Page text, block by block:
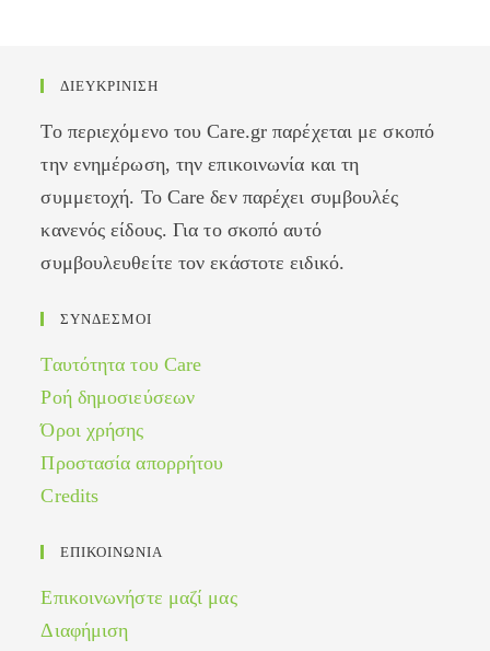
ΔΙΕΥΚΡΙΝΙΣΗ
Το περιεχόμενο του Care.gr παρέχεται με σκοπό
την ενημέρωση, την επικοινωνία και τη
συμμετοχή. Το Care δεν παρέχει συμβουλές
κανενός είδους. Για το σκοπό αυτό
συμβουλευθείτε τον εκάστοτε ειδικό.
ΣΥΝΔΕΣΜΟΙ
Ταυτότητα του Care
Ροή δημοσιεύσεων
Όροι χρήσης
Προστασία απορρήτου
Credits
ΕΠΙΚΟΙΝΩΝΙΑ
Επικοινωνήστε μαζί μας
Διαφήμιση